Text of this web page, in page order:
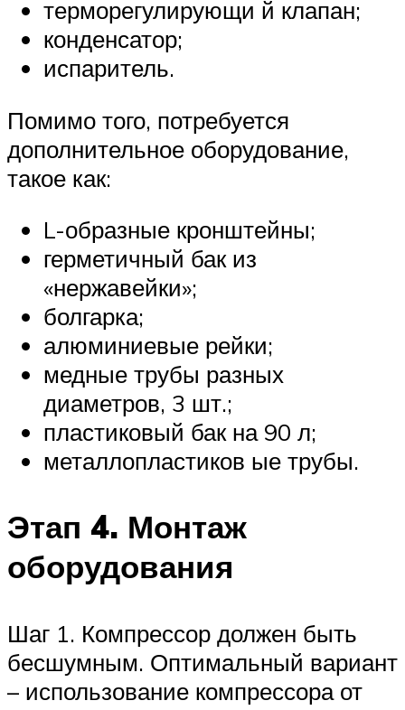
терморегулирующи й клапан;
конденсатор;
испаритель.
Помимо того, потребуется
дополнительное оборудование,
такое как:
L-образные кронштейны;
герметичный бак из
«нержавейки»;
болгарка;
алюминиевые рейки;
медные трубы разных
диаметров, 3 шт.;
пластиковый бак на 90 л;
металлопластиков ые трубы.
Этап 4. Монтаж
оборудования
Шаг 1. Компрессор должен быть
бесшумным. Оптимальный вариант
– использование компрессора от